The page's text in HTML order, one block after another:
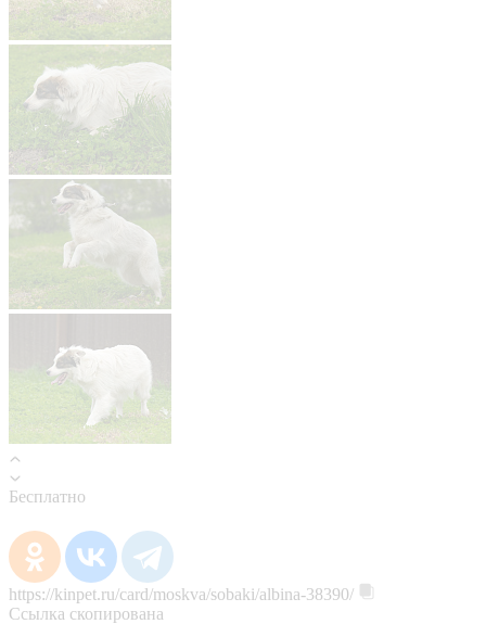
Бесплатно
https://kinpet.ru/card/moskva/sobaki/albina-38390/
Ссылка скопирована